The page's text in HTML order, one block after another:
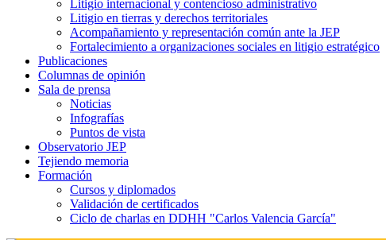
Litigio internacional y contencioso administrativo
Litigio en tierras y derechos territoriales
Acompañamiento y representación común ante la JEP
Fortalecimiento a organizaciones sociales en litigio estratégico
Publicaciones
Columnas de opinión
Sala de prensa
Noticias
Infografías
Puntos de vista
Observatorio JEP
Tejiendo memoria
Formación
Cursos y diplomados
Validación de certificados
Ciclo de charlas en DDHH "Carlos Valencia García"